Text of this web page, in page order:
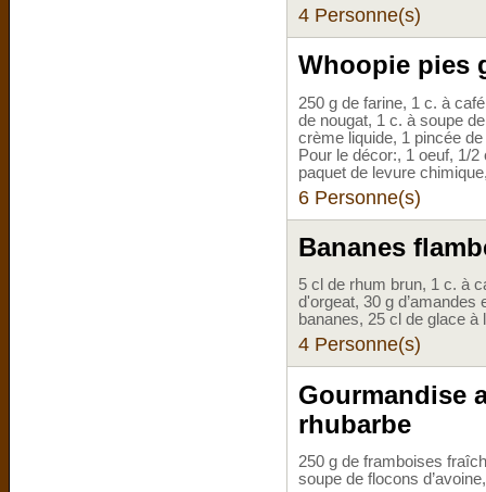
4 Personne(s)
Whoopie pies
250 g de farine, 1 c. à
de nougat, 1 c. à soupe
crème liquide, 1 pincée
Pour le décor:, 1 oeuf, 1/
paquet de levure
6 Personne(s)
Bananes
5 cl de rhum brun, 1 c. à
d'orgeat, 30 g
bananes, 25 cl de glace à
4 Personne(s)
Gourmandise
rhubarbe
250 g de framboises
soupe de flocons